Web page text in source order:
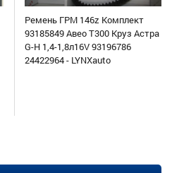
Ремень ГРМ 146z Комплект
93185849 Авео Т300 Круз Астра
G-H 1,4-1,8л16V 93196786
24422964 - LYNXauto